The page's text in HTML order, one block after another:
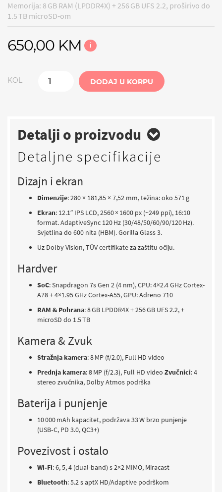
Memorija: 8 GB RAM (LPDDR4X) + 256 GB UFS 2.2, proširivo do
1.5 TB microSD‑om
650,00 KM i
KOL DODAJ U KORPU
Detalji o proizvodu
Detaljne specifikacije
Dizajn i ekran
Dimenzije: 280 × 181,85 × 7,52 mm, težina: oko 571 g
Ekran: 12.1″ IPS LCD, 2560 × 1600 px (~249 ppi), 16:10
format. AdaptiveSync 120 Hz (30/48/50/60/90/120 Hz).
Svjetlina do 600 nita (HBM). Gorilla Glass 3.
Uz Dolby Vision, TÜV certifikate za zaštitu očiju.
Hardver
SoC: Snapdragon 7s Gen 2 (4 nm), CPU: 4×2.4 GHz Cortex-
A78 + 4×1.95 GHz Cortex-A55, GPU: Adreno 710
RAM & Pohrana: 8 GB LPDDR4X + 256 GB UFS 2.2, +
microSD do 1.5 TB
Kamera & Zvuk
Stražnja kamera: 8 MP (f/2.0), Full HD video
Prednja kamera: 8 MP (f/2.3), Full HD video Zvučnici: 4
stereo zvučnika, Dolby Atmos podrška
Baterija i punjenje
10 000 mAh kapacitet, podržava 33 W brzo punjenje
(USB‑C, PD 3.0, QC3+)
Povezivost i ostalo
Wi‑Fi: 6, 5, 4 (dual-band) s 2×2 MIMO, Miracast
Bluetooth: 5.2 s aptX HD/Adaptive podrškom